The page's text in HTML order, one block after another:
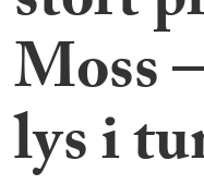
Moss
lys i